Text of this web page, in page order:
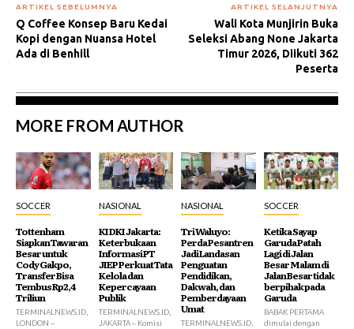
ARTIKEL SEBELUMNYA
Q Coffee Konsep Baru Kedai
Kopi dengan Nuansa Hotel
Ada di Benhill
ARTIKEL SELANJUTNYA
Wali Kota Munjirin Buka
Seleksi Abang None Jakarta
Timur 2026, Diikuti 362
Peserta
MORE FROM AUTHOR
SOCCER
Tottenham
Siapkan Tawaran
Besar untuk
Cody Gakpo,
Transfer Bisa
Tembus Rp2,4
Triliun
TERMINALNEWS.ID,
LONDON –
NASIONAL
KI DKI Jakarta:
Keterbukaan
Informasi PT
JIEP Perkuat Tata
Kelola dan
Kepercayaan
Publik
TERMINALNEWS.ID,
JAKARTA – Komisi
NASIONAL
Tri Waluyo:
Perda Pesantren
Jadi Landasan
Penguatan
Pendidikan,
Dakwah, dan
Pemberdayaan
Umat
TERMINALNEWS.ID,
SOCCER
Ketika Sayap
Garuda Patah
Lagi di Jalan
Besar Malam di
Jalan Besar tidak
berpihak pada
Garuda
BABAK PERTAMA
dimulai dengan